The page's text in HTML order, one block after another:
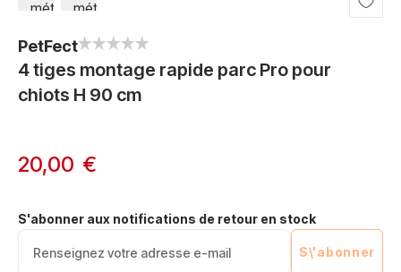
4 tiges montage rapide parc Pro pour
chiots H 90 cm
PetFect
20,00 €
S'abonner aux notifications de retour en stock
S\'abonner